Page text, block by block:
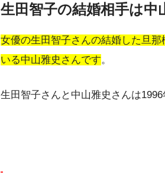
生田智子の結婚相手は中
女優の生田智子さんの結婚した旦
いる中山雅史さんです。
生田智子さんと中山雅史さんは